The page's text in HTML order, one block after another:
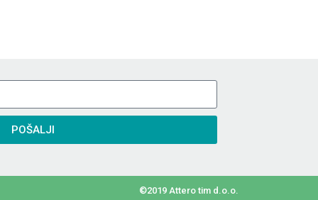
POŠALJI
©2019 Attero tim d.o.o.